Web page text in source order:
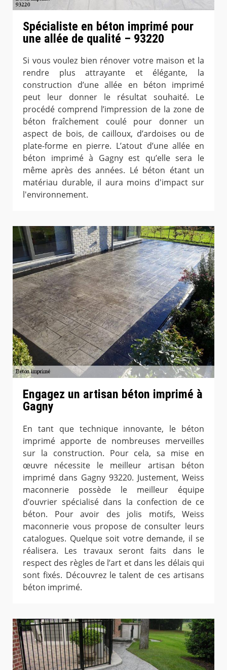
Spécialiste en béton imprimé pour
une allée de qualité – 93220
Si vous voulez bien rénover votre maison et la
rendre plus attrayante et élégante, la
construction d’une allée en béton imprimé
peut leur donner le résultat souhaité. Le
procédé comprend l’impression de la zone de
béton fraîchement coulé pour donner un
aspect de bois, de cailloux, d’ardoises ou de
plate-forme en pierre. L’atout d’une allée en
béton imprimé à Gagny est qu’elle sera le
même après des années. Lé béton étant un
matériau durable, il aura moins d'impact sur
l'environnement.
Engagez un artisan béton imprimé à
Gagny
En tant que technique innovante, le béton
imprimé apporte de nombreuses merveilles
sur la construction. Pour cela, sa mise en
œuvre nécessite le meilleur artisan béton
imprimé dans Gagny 93220. Justement, Weiss
maconnerie possède le meilleur équipe
d’ouvrier spécialisé dans la confection de ce
béton. Pour avoir des jolis motifs, Weiss
maconnerie vous propose de consulter leurs
catalogues. Quelque soit votre demande, il se
réalisera. Les travaux seront faits dans le
respect des règles de l’art et dans les délais qui
sont fixés. Découvrez le talent de ces artisans
béton imprimé.